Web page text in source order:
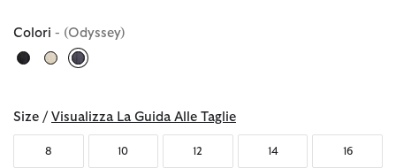
Colori - (Odyssey)
Size / Visualizza La Guida Alle Taglie
8 10 12 14 16